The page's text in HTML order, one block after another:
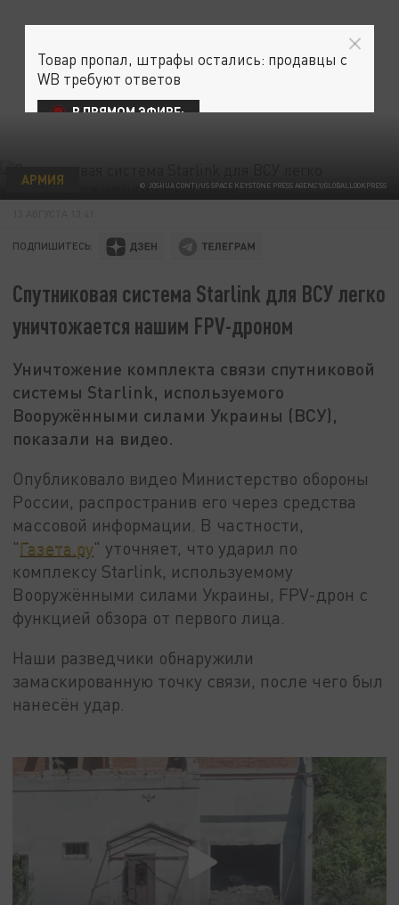
© JOSHUA CONTI/US SPACE KEYSTONE PRESS AGENCY/GLOBALLOOKPRESS
АРМИЯ
ПОДПИШИТЕСЬ:
Спутниковая система Starlink для ВСУ легко
уничтожается нашим FPV-дроном
Уничтожение комплекта связи спутниковой
системы Starlink, используемого
Вооружёнными силами Украины (ВСУ),
показали на видео.
Опубликовало видео Министерство обороны
России, распространив его через средства
массовой информации. В частности,
"Газета.ру" уточняет, что ударил по
комплексу Starlink, используемому
Вооружёнными силами Украины, FPV-дрон с
функцией обзора от первого лица.
Наши разведчики обнаружили
замаскированную точку связи, после чего был
нанесён удар.
Товар пропал, штрафы остались: продавцы с
WB требуют ответов
В ПРЯМОМ ЭФИРЕ: